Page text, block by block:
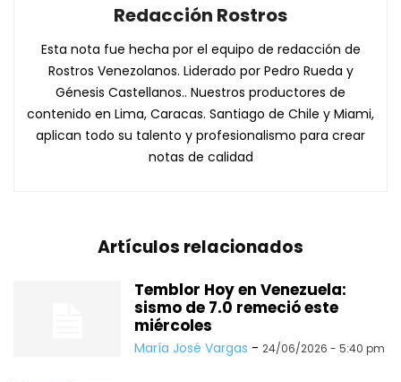
Redacción Rostros
Esta nota fue hecha por el equipo de redacción de
Rostros Venezolanos. Liderado por Pedro Rueda y
Génesis Castellanos.. Nuestros productores de
contenido en Lima, Caracas. Santiago de Chile y Miami,
aplican todo su talento y profesionalismo para crear
notas de calidad
Artículos relacionados
Temblor Hoy en Venezuela:
sismo de 7.0 remeció este
miércoles
María José Vargas - 24/06/2026 - 5:40 pm